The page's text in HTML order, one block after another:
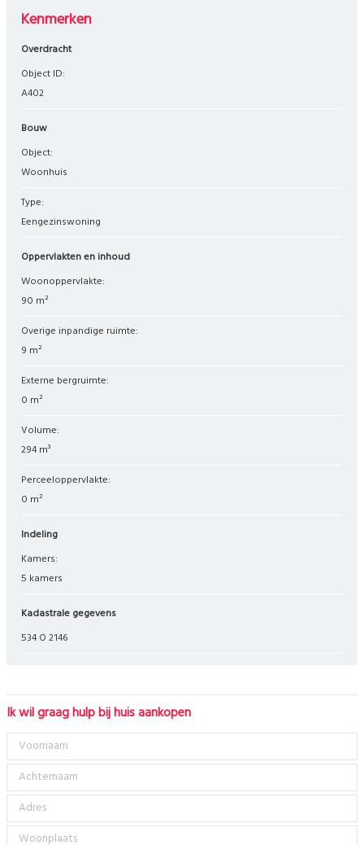
Kenmerken
Overdracht
Object ID:
A402
Bouw
Object:
woonhuis
Type:
eengezinswoning
Oppervlakten en inhoud
Woonoppervlakte:
90 m²
Overige inpandige ruimte:
9 m²
Externe bergruimte:
0 m²
Volume:
294 m³
Perceeloppervlakte:
0 m²
Indeling
Kamers:
5 kamers
Kadastrale gegevens
534 O 2146
Ik wil graag hulp bij huis aankopen